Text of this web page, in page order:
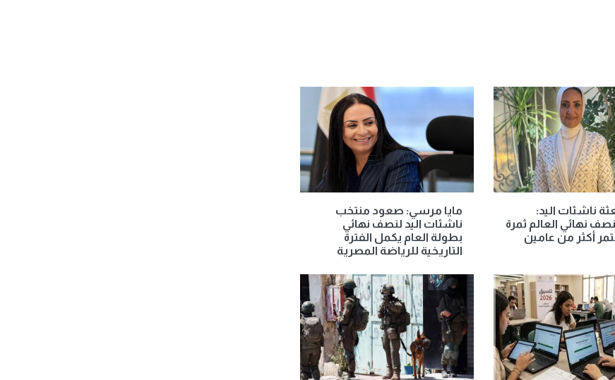
ناشئات اليد:
نهائي العالم ثمرة
أكثر من عامين
مايا مرسي: صعود منتخب
ناشئات اليد لنصف نهائي
بطولة العام يكمل الفترة
التاريخية للرياضة المصرية